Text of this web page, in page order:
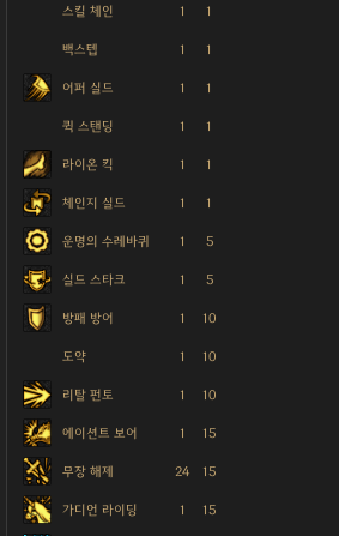
스킬 체인 1 1
백스텝 1 1
어퍼 실드 1 1
퀵 스탠딩 1 1
라이온 킥 1 1
체인지 실드 1 1
운명의 수레바퀴 1 5
실드 스타크 1 5
방패 방어 1 10
도약 1 10
리탈 펀토 1 10
에이션트 보어 1 15
무장 해제 24 15
가디언 라이딩 1 15